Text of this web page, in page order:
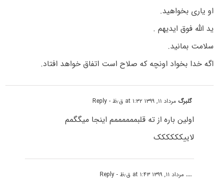
او یاری بخواهید.
ید الله فوق ایدیهم .
سلامت بمانید.
اگه خدا بخواد اونچه که صلاح است اتفاق خواهد افتاد.
گلبرگ مرداد ۱۱, ۱۳۹۹ at ۱:۳۲ ق٫ظ - Reply
اولین باره از ته قلبممممممم اینجا میگگمم
لاییکککککک
.... مرداد ۱۱, ۱۳۹۹ at ۱:۴۳ ق٫ظ - Reply